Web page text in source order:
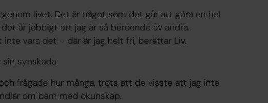
livet. Det är något som det går att göra en hel
är jobbigt att jag är så beroende av andra.
vara det – där är jag helt fri, berättar Liv.
synskada.
frågade hur många, trots att de visste att jag inte
om barn med okunskap.